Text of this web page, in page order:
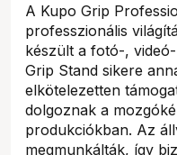
A Kupo Grip
professzionális
készült a fotó-,
Grip Stand sikere
elkötelezetten
dolgoznak a
produkciókban. Az
megmunkálták, így